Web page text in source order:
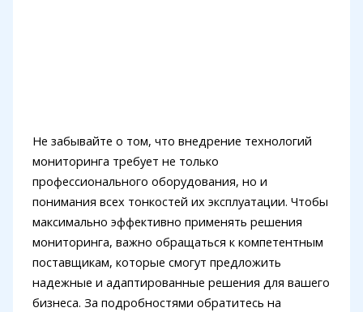
Не забывайте о том, что внедрение технологий
мониторинга требует не только
профессионального оборудования, но и
понимания всех тонкостей их эксплуатации. Чтобы
максимально эффективно применять решения
мониторинга, важно обращаться к компетентным
поставщикам, которые смогут предложить
надежные и адаптированные решения для вашего
бизнеса. За подробностями обратитесь на